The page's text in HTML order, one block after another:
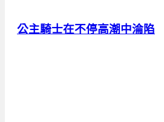
公主騎士在不停高潮中淪陷